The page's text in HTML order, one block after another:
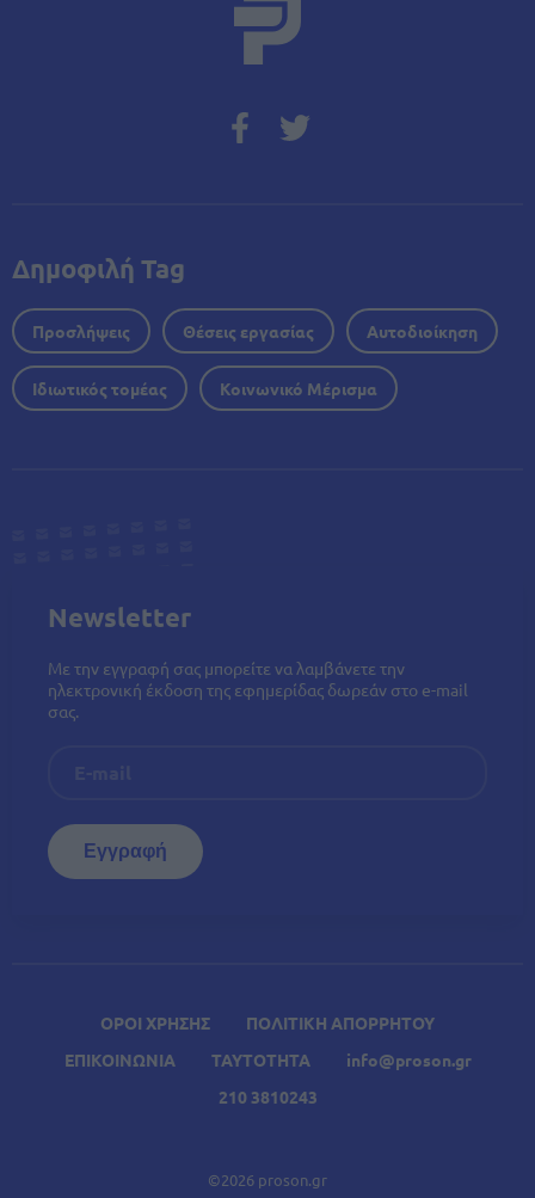
ΟΡΟΙ ΧΡΗΣΗΣ
ΠΟΛΙΤΙΚΗ ΑΠΟΡΡΗΤΟΥ
ΕΠΙΚΟΙΝΩΝΙΑ
ΤΑΥΤΟΤΗΤΑ
info@proson.gr
210 3810243
©2026 proson.gr
Δημοφιλή Tag
Προσλήψεις Θέσεις εργασίας Αυτοδιοίκηση
Ιδιωτικός τομέας Κοινωνικό Μέρισμα
Newsletter
Με την εγγραφή σας μπορείτε να λαμβάνετε την
ηλεκτρονική έκδοση της εφημερίδας δωρεάν στο e-mail
σας.